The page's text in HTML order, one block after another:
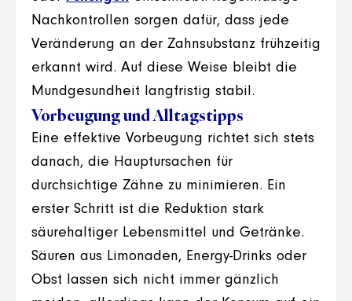
Nachkontrollen sorgen dafür, dass jede
Veränderung an der Zahnsubstanz frühzeitig
erkannt wird. Auf diese Weise bleibt die
Mundgesundheit langfristig stabil.
Vorbeugung und Alltagstipps
Eine effektive Vorbeugung richtet sich stets
danach, die Hauptursachen für
durchsichtige Zähne zu minimieren. Ein
erster Schritt ist die Reduktion stark
säurehaltiger Lebensmittel und Getränke.
Säuren aus Limonaden, Energy-Drinks oder
Obst lassen sich nicht immer gänzlich